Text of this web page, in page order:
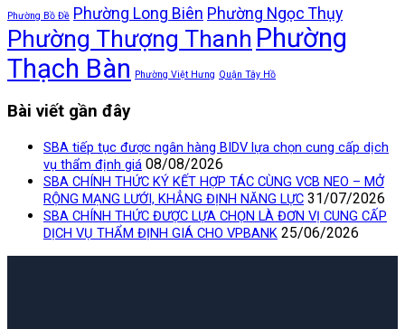
Phường Bồ Đề Phường Long Biên Phường Ngọc Thụy
Phường Thượng Thanh Phường
Thạch Bàn
Phường Việt Hưng Quận Tây Hồ
Bài viết gần đây
SBA tiếp tục được ngân hàng BIDV lựa chọn cung cấp dịch
vụ thẩm định giá 08/08/2026
SBA CHÍNH THỨC KÝ KẾT HỢP TÁC CÙNG VCB NEO – MỞ
RỘNG MẠNG LƯỚI, KHẲNG ĐỊNH NĂNG LỰC 31/07/2026
SBA CHÍNH THỨC ĐƯỢC LỰA CHỌN LÀ ĐƠN VỊ CUNG CẤP
DỊCH VỤ THẨM ĐỊNH GIÁ CHO VPBANK 25/06/2026